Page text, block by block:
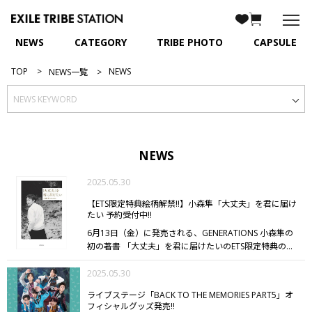
NEWS CATEGORY TRIBE PHOTO CAPSULE
TOP NEWS一覧 NEWS
NEWS
【ETS限定特典絵柄解禁!!】小森隼「大丈夫」を君に届け
たい 予約受付中!!
2025.05.30
6月13日（金）に発売される、GENERATIONS 小森隼の
初の著書 「大丈夫」を君に届けたいのETS限定特典の絵
柄が解禁!!GENERATIONS・小森隼、30歳の節目に初の
著書！ラジオでの素顔、そのままに――悩むあなたに寄り添
葉で今を生きる人々に届けたい想いを１冊に込める。友
ライブステージ「BACK TO THE MEMORIES PART5」オ
フィシャルグッズ発売!!
2025.05.30